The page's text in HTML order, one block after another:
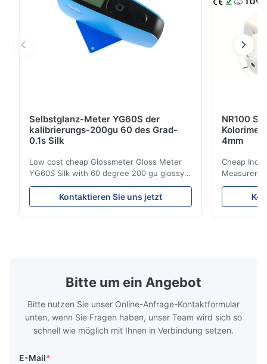
Selbstglanz-Meter YG60S der
kalibrierungs-200gu 60 des Grad-
0.1s Silk
Low cost cheap Glossmeter Gloss Meter
YG60S Silk with 60 degree 200 gu glossy
measurement YG60S 60° Economic Gloss
Meter can test material with gloss (0-
200Gu), and universally apply to paint, ink,
Kontaktieren Sie uns jetzt
NR100
4mm
Cheap
meter Silk
aperture
Precision
Bitte um ein Angebot
Bitte nutzen Sie unser Online-Anfrage-Kontaktformular
unten, wenn Sie Fragen haben, unser Team wird sich so
schnell wie möglich mit Ihnen in Verbindung setzen.
E-Mail*